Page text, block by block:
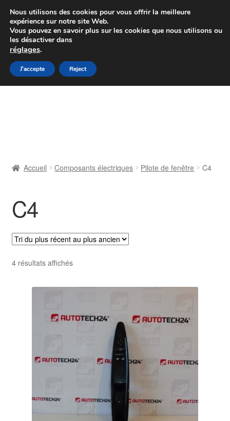
Colissimo livraison à partir de 7 EUR
Du lundi au vendredi de 9 h à 16 h
Aller
à
Aller
au
Livraison
Livraison internationale
Mon compte
Paiements
Procédure de Réclamation
Accueil Composants électriques Pilote de fenêtre C4
C4
4 résultats affichésTrié
plus
plus
Nous utilisons des cookies pour vous offrir la meilleure
expérience sur notre site Web.
Vous pouvez en savoir plus sur les cookies que nous utilisons ou
les désactiver dans
réglages.
J'accepte Reject